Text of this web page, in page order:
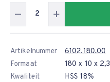
Artikelnummer
6102.180.00
Formaat
180 x 10 x 2,3
Kwaliteit
HSS 18%